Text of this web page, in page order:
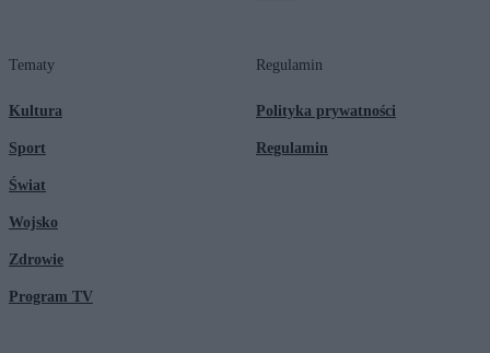
Tematy
Kultura
Sport
Świat
Wojsko
Zdrowie
Program TV
Regulamin
Polityka prywatności
Regulamin